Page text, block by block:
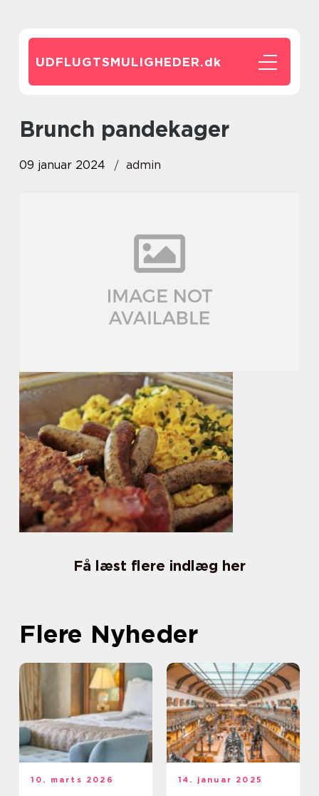
UDFLUGTSMULIGHEDER.dk
brunch pandekager
09 januar 2024 admin
Få læst flere indlæg her
Flere Nyheder
10. marts 2026 14. januar 2025